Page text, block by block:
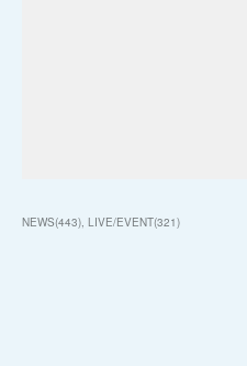
NEWS(443) LIVE/EVENT(321)